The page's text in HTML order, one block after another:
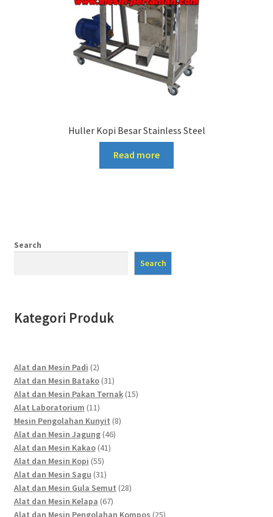
Huller Kopi Besar Stainless Steel
Read more
Search
Search
Kategori Produk
Alat dan Mesin Padi 22
products
Alat dan Mesin Batako 3131
products
Alat dan Mesin Pakan Ternak 1515
Alat Laboratorium 1111
products
Mesin Pengolahan Kunyit 88
Alat dan Mesin Jagung 4646
Alat dan Mesin Kakao 4141
Alat dan Mesin Kopi 5555
products
Alat dan Mesin Sagu 3131
products
Alat dan Mesin Gula Semut 2828
Alat dan Mesin Kelapa 6767
products
Alat dan Mesin Pengolahan Kompos 2525